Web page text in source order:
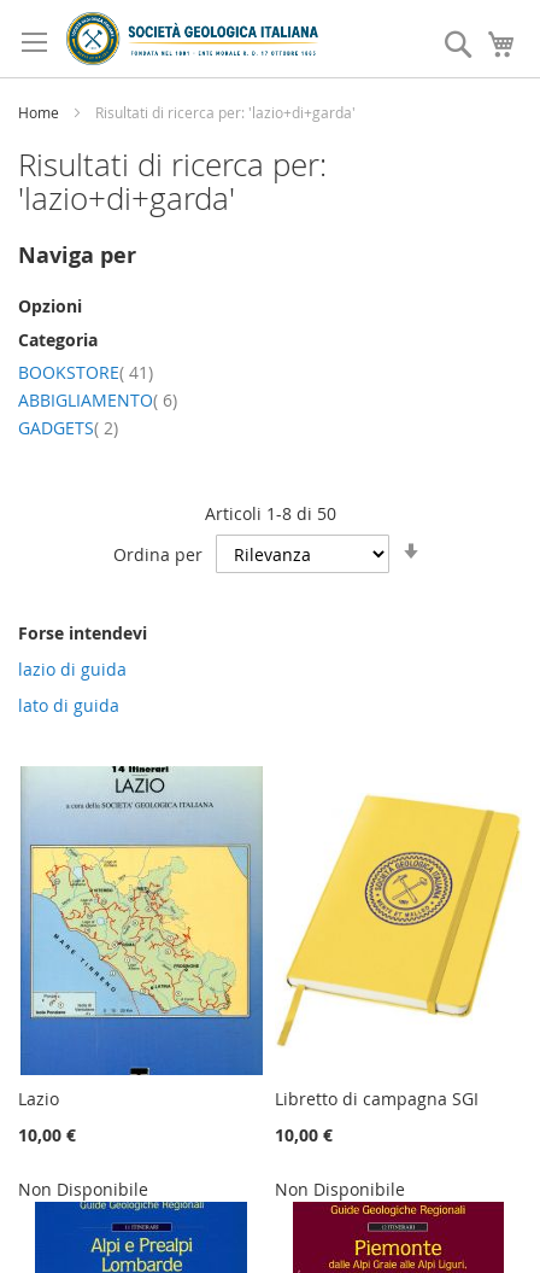
al
contenuto
Search
Home Risultati di ricerca per: 'lazio+di+garda'
Risultati di ricerca per:
'lazio+di+garda'
Articoli 1-8di 50
Ordina per
Forse intendevi
lazio di guida
lato di guida
Lazio
10,00 €
Non Disponibile
Libretto di campagna SGI
10,00 €
Non Disponibile
Naviga per
Opzioni
Categoria
BOOKSTORE 41elemento
ABBIGLIAMENTO 6elemento
GADGETS 2elemento